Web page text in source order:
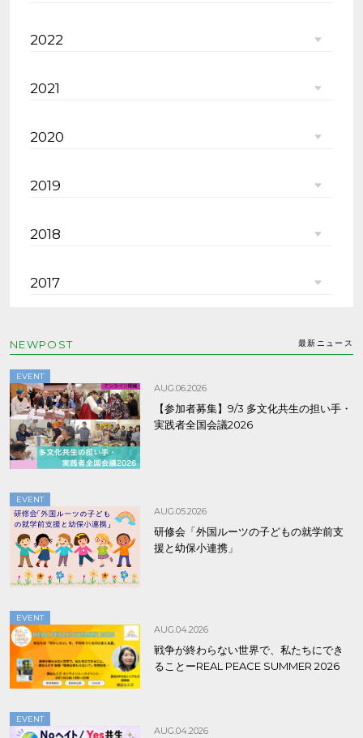
2022
2021
2020
2019
2018
2017
NEWPOST 最新ニュース
EVENT
AUG.06.2026
【参加者募集】9/3 多文化共生の担い手・
実践者全国会議2026
EVENT
AUG.05.2026
研修会「外国ルーツの子どもの就学前支
援と幼保小連携」
EVENT
AUG.04.2026
戦争が終わらない世界で、私たちにでき
ることーREAL PEACE SUMMER 2026
EVENT
AUG.04.2026